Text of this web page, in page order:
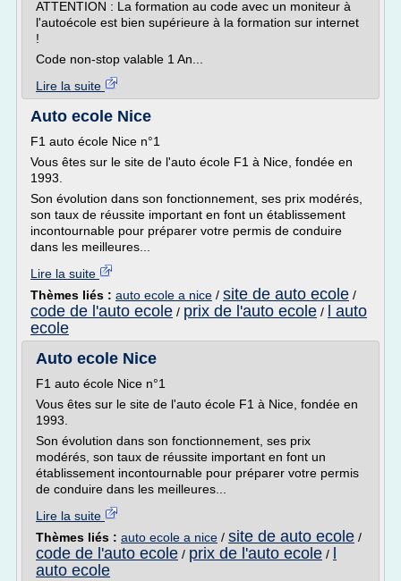
ATTENTION : La formation au code avec un moniteur à
l'autoécole est bien supérieure à la formation sur internet
!
Code non-stop valable 1 An...
Lire la suite
Auto ecole Nice
F1 auto école Nice n°1
Vous êtes sur le site de l'auto école F1 à Nice, fondée en
1993.
Son évolution dans son fonctionnement, ses prix modérés,
son taux de réussite important en font un établissement
incontournable pour préparer votre permis de conduire
dans les meilleures...
Lire la suite
Thèmes liés : auto ecole a nice / site de auto ecole /
code de l'auto ecole / prix de l'auto ecole /
l auto
ecole
Auto ecole Nice
F1 auto école Nice n°1
Vous êtes sur le site de l'auto école F1 à Nice, fondée en
1993.
Son évolution dans son fonctionnement, ses prix
modérés, son taux de réussite important en font un
établissement incontournable pour préparer votre permis
de conduire dans les meilleures...
Lire la suite
Thèmes liés : auto ecole a nice / site de auto ecole /
code de l'auto ecole / prix de l'auto ecole /
auto ecole